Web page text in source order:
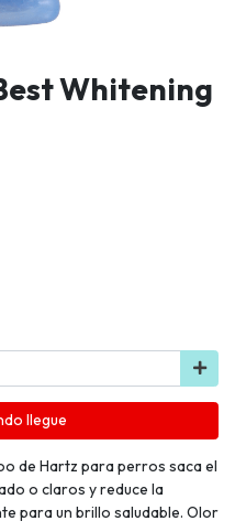
Whitening
llegue
de Hartz para perros saca el
o claros y reduce la
para un brillo saludable. Olor